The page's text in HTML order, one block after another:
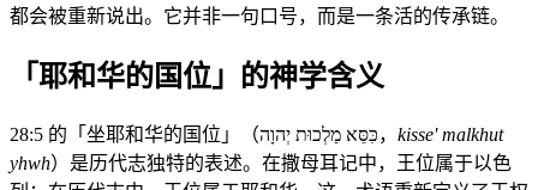
都会被重新说出。它并非一句口号，而是一条活的传承链。
「耶和华的国位」的神学含义
28:5 的「坐耶和华的国位」（כִּסֵּא מַלְכוּת יְהוָה， kisse' malkhut
yhwh）是历代志独特的表述。在撒母耳记中，王位属于以色